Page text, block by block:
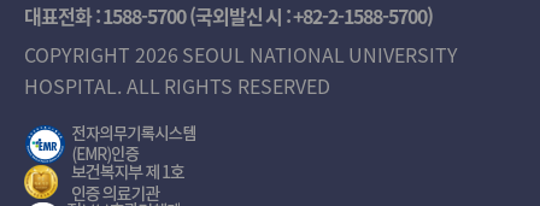
대표전화 :1588-5700(국외발신 시 :+82-2-1588-5700)
COPYRIGHT 2026 SEOUL NATIONAL UNIVERSITY
HOSPITAL. ALL RIGHTS RESERVED